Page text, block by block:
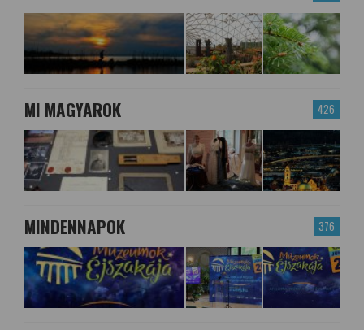
426
MI MAGYAROK
376
MINDENNAPOK